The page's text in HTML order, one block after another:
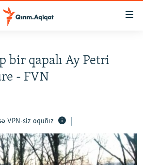
bir qapalı Ay Petri
- FVN
VPN-siz oquñız